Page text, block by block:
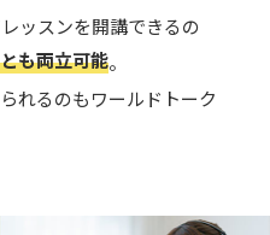
ッスンを開講できるの
も両立可能。
れるのもワールドトーク